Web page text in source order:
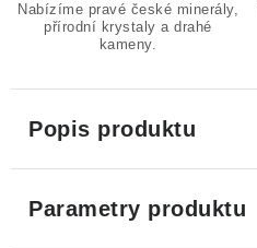
Nabízíme pravé české minerály,
přírodní krystaly a drahé
kameny.
Popis produktu
Parametry produktu